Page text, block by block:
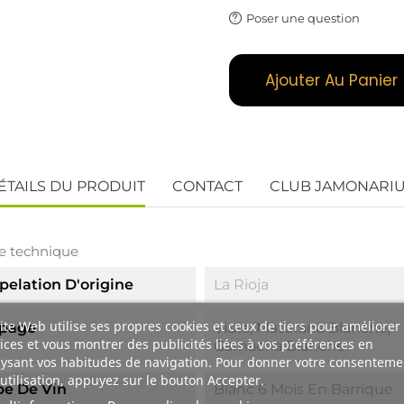
Web utilise ses propres cookies et ceux de tiers pour améliorer
et vous montrer des publicités liées à vos préférences en
vos habitudes de navigation. Pour donner votre
appuyez sur le bouton Accepter.
Poser une question
Ajouter Au Panier
DU PRODUIT CONTACT CLUB
technique
D'origine
La Rioja
Viura, Maturana Blanche,
Garnacha Blanche
De Vin Blanc 6 Mois En Barrique